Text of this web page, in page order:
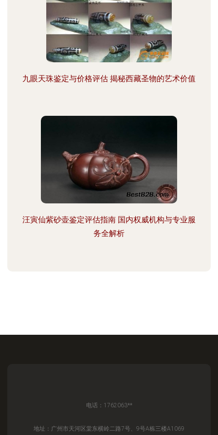
九眼天珠鉴定与价格评估 揭秘西藏圣物的艺术价值
汪寅仙紫砂壶鉴定评估指南 国内权威机构与专业服
务全解析
电话：1762063**
地址：广州市天河区棠东横岭二路7号、9号A栋三楼A1069